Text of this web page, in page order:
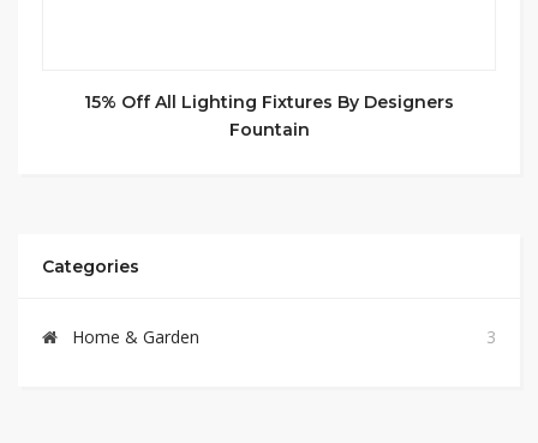
15% Off All Lighting Fixtures By Designers
Fountain
Categories
Home & Garden 3